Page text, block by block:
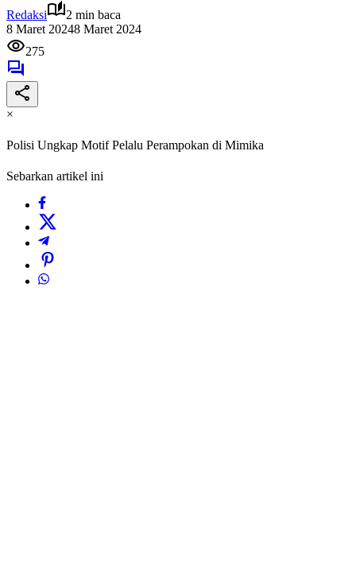
Redaksi
2 min baca
8 Maret 20248 Maret 2024
275
×
Polisi Ungkap Motif Pelalu Perampokan di Mimika
Sebarkan artikel ini